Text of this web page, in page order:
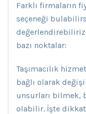
Farklı firmaların
seçeneği
bazı noktalar:
Taşımacılık
bağlı olarak
unsurları bilmek,
olabilir. İşte